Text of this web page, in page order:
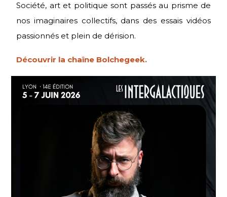
Société, art et politique sont passés au prisme de
nos imaginaires collectifs, dans des essais vidéos
passionnés et plein de dérision.
Découvrir la chaîne Bolchegeek.